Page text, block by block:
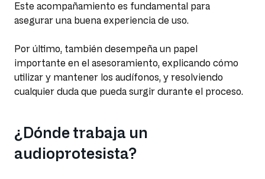
Este acompañamiento es fundamental para
asegurar una buena experiencia de uso.
Por último, también desempeña un papel
importante en el asesoramiento, explicando cómo
utilizar y mantener los audífonos, y resolviendo
cualquier duda que pueda surgir durante el proceso.
¿Dónde trabaja un
audioprotesista?